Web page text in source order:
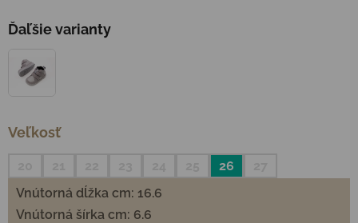
Ďaľšie varianty
Veľkosť
26
Vnútorná dĺžka cm: 16.6
Vnútorná šírka cm: 6.6